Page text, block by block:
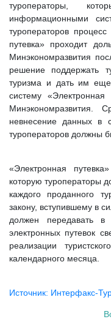
туроператоры,
информационными
туроператоров
путевка» проходит
Минэкономразвития
решение поддержать
туризма и дать им
систему
Минэкономразвития.
невнесение данных в
туроператоров должны
«Электронная
которую туроператоры
каждого проданного
закону, вступившему в
должен передавать
электронных путевок
реализации
календарного месяца.
Источник: Интерфакс-